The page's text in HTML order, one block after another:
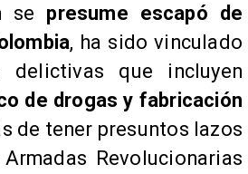
se presume escapó de
, ha sido vinculado
delictivas que incluyen
de drogas y fabricación
de tener presuntos lazos
Revolucionarias